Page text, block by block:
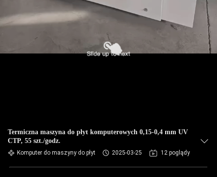
Termiczna maszyna do płyt komputerowych 0,15-0,4 mm UV
CTP, 55 szt./godz.
Komputer do maszyny do płyt 2025-03-25 12 poglądy